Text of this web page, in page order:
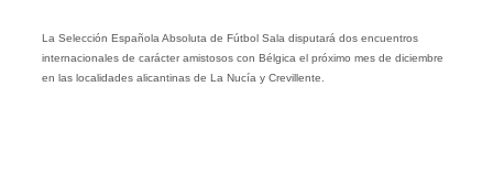
La Selección Española Absoluta de Fútbol Sala disputará dos encuentros
internacionales de carácter amistosos con Bélgica el próximo mes de diciembre
en las localidades alicantinas de La Nucía y Crevillente.